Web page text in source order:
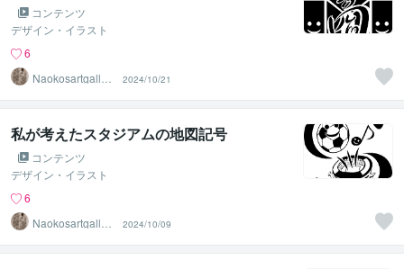
コンテンツ
デザイン・イラスト
6
Naokosartgaller
2024/10/21
私が考えたスタジアムの地図記号
コンテンツ
デザイン・イラスト
6
Naokosartgaller
2024/10/09